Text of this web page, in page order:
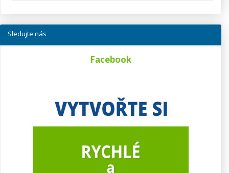
Sledujte nás
Facebook